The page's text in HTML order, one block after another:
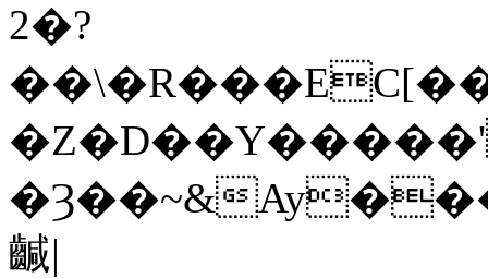
2�?
�Ȝ��~&
䶢|